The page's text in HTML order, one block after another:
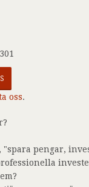
oss.
"spara pengar,